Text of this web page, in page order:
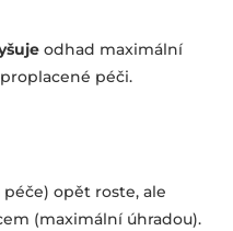
odhad maximální
péči.
opět roste, ale
(maximální úhradou).